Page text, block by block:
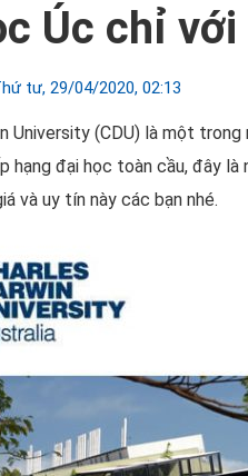
Úc chỉ
tư, 29/04/2020, 02:13
University (CDU) là một
hạng đại học toàn cầu, đây
và uy tín này các bạn nhé.